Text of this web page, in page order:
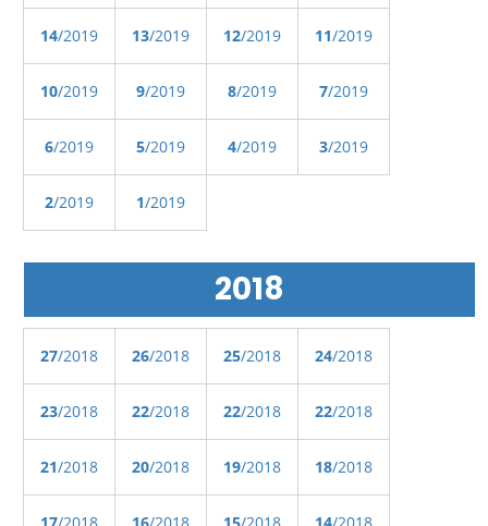
14/2019 13/2019 12/2019 11/2019
10/2019 9/2019 8/2019 7/2019
6/2019 5/2019 4/2019 3/2019
2/2019 1/2019
2018
27/2018 26/2018 25/2018 24/2018
23/2018 22/2018 22/2018 22/2018
21/2018 20/2018 19/2018 18/2018